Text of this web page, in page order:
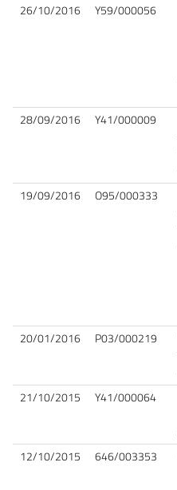
26/10/2016 Y59/000056
28/09/2016 Y41/000009
19/09/2016 O95/000333
20/01/2016 P03/000219
21/10/2015 Y41/000064
12/10/2015 646/003353